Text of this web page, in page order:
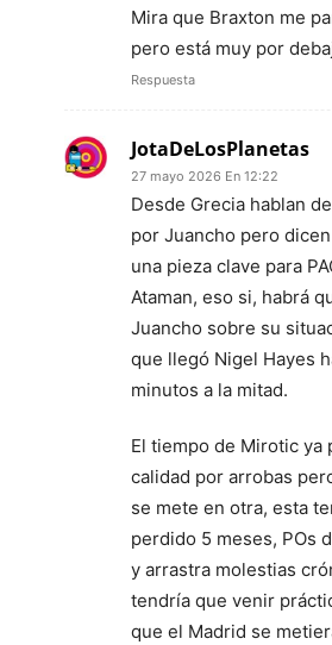
Mira que Braxton me
pero está muy por
Respuesta
JotaDeLosPlanetas
27 mayo 2026 En 12:22
Desde Grecia hablan
por Juancho pero
una pieza clave para
Ataman, eso si, habrá
Juancho sobre su
que llegó Nigel Hayes
minutos a la mitad.
El tiempo de Mirotic ya
calidad por arrobas
se mete en otra, esta
perdido 5 meses, POs
y arrastra molestias
tendría que venir
que el Madrid se